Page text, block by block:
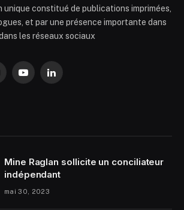
constitué de publications imprimées,
et par une présence importante dans
les réseaux sociaux
YouTubeLinkedIn
Mine Raglan sollicite un conciliateur
indépendant
mai 30, 2023